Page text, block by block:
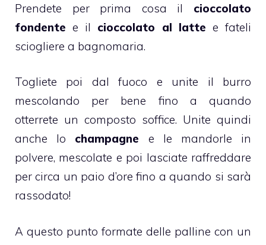
Prendete per prima cosa il cioccolato
fondente e il cioccolato al latte e fateli
sciogliere a bagnomaria.
Togliete poi dal fuoco e unite il burro
mescolando per bene fino a quando
otterrete un composto soffice. Unite quindi
anche lo champagne e le mandorle in
polvere, mescolate e poi lasciate raffreddare
per circa un paio d’ore fino a quando si sarà
rassodato!
A questo punto formate delle palline con un